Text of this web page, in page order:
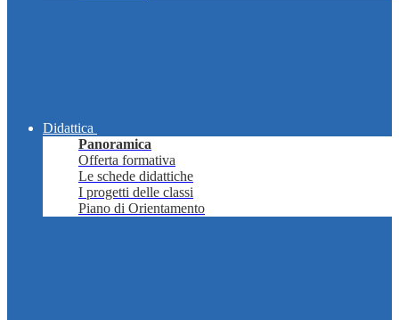
Didattica
Panoramica
Offerta formativa
Le schede didattiche
I progetti delle classi
Piano di Orientamento